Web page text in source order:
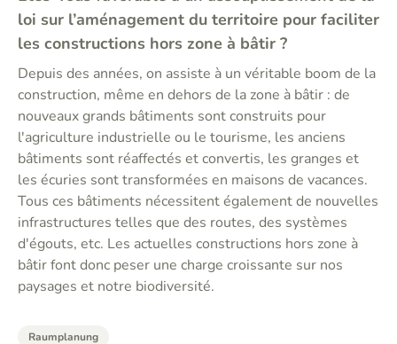
loi sur l’aménagement du territoire pour faciliter
les constructions hors zone à bâtir ?
Depuis des années, on assiste à un véritable boom de la
construction, même en dehors de la zone à bâtir : de
nouveaux grands bâtiments sont construits pour
l'agriculture industrielle ou le tourisme, les anciens
bâtiments sont réaffectés et convertis, les granges et
les écuries sont transformées en maisons de vacances.
Tous ces bâtiments nécessitent également de nouvelles
infrastructures telles que des routes, des systèmes
d'égouts, etc. Les actuelles constructions hors zone à
bâtir font donc peser une charge croissante sur nos
paysages et notre biodiversité.
Raumplanung